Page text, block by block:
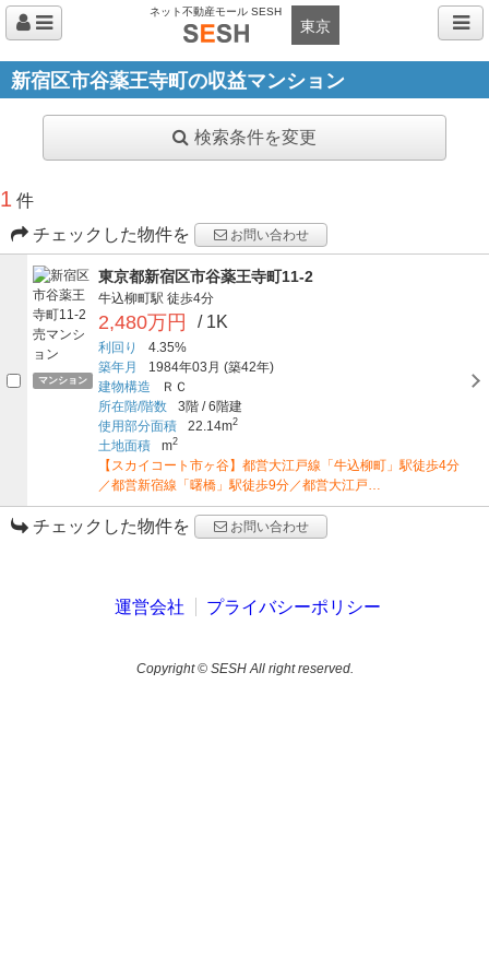
ネット不動産モール SESH
東京
新宿区市谷薬王寺町の収益マンション
検索条件を変更
1 件
チェックした物件を
お問い合わせ
マンション
東京都新宿区市谷薬王寺町11-2
牛込柳町駅 徒歩4分
2,480万円 / 1K
利回り
4.35%
築年月
1984年03月 (築42年)
建物構造
ＲＣ
所在階/階数
3階 /6階建
使用部分面積
22.14m2
土地面積 m2
【スカイコート市ヶ谷】都営大江戸線「牛込柳町」駅徒歩4分
／都営新宿線「曙橋」駅徒歩9分／都営大江戸…
チェックした物件を お問い合わせ
運営会社 プライバシーポリシー
Copyright © SESH All right reserved.